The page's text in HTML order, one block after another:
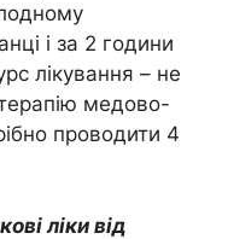
і за 2 години
лікування – не
медово-
проводити 4
ліки від